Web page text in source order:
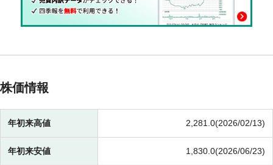
株価情報
年初来高値 2,281.0(2026/02/13)
年初来安値 1,830.0(2026/06/23)